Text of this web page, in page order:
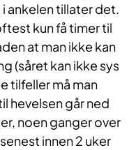
ankelen tillater det.
kun få timer til
at man ikke kan
(såret kan ikke sys
tilfeller må man
hevelsen går ned
noen ganger over
innen 2 uker